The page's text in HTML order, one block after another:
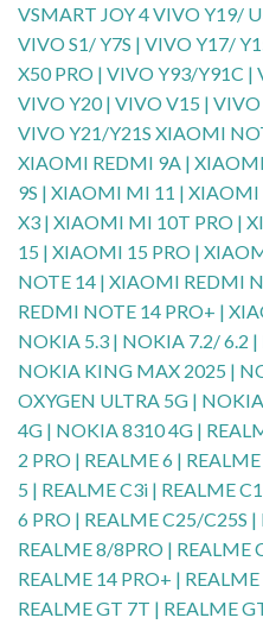
VSMART JOY 4 VIVO Y19/
VIVO S1/ Y7S | VIVO Y17/
X50 PRO | VIVO Y93/Y91C |
VIVO Y20 | VIVO V15 |
VIVO Y21/Y21S XIAOMI
XIAOMI REDMI 9A |
9S | XIAOMI MI 11 |
X3 | XIAOMI MI 10T PRO |
15 | XIAOMI 15 PRO |
NOTE 14 | XIAOMI REDMI
REDMI NOTE 14 PRO+ |
NOKIA 5.3 | NOKIA 7.2/ 6.2
NOKIA KING MAX 2025 |
OXYGEN ULTRA 5G |
4G | NOKIA 8310 4G |
2 PRO | REALME 6 |
5 | REALME C3i | REALME
6 PRO | REALME C25/C25S
REALME 8/8PRO | REALME
REALME 14 PRO+ |
REALME GT 7T | REALME